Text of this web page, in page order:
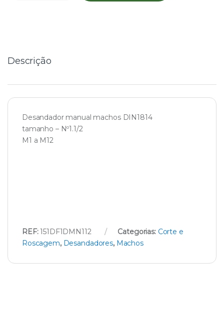
Descrição
Desandador manual machos DIN1814
tamanho – Nº1.1/2
M1 a M12
REF:151DF1DMN112 Categorias: Corte e
Roscagem, Desandadores, Machos